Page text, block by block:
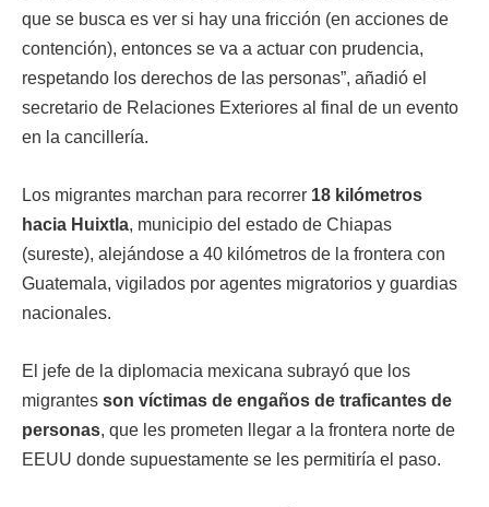
que se busca es ver si hay una fricción (en acciones de
contención), entonces se va a actuar con prudencia,
respetando los derechos de las personas”, añadió el
secretario de Relaciones Exteriores al final de un evento
en la cancillería.
Los migrantes marchan para recorrer 18 kilómetros
hacia Huixtla, municipio del estado de Chiapas
(sureste), alejándose a 40 kilómetros de la frontera con
Guatemala, vigilados por agentes migratorios y guardias
nacionales.
El jefe de la diplomacia mexicana subrayó que los
migrantes son víctimas de engaños de traficantes de
personas, que les prometen llegar a la frontera norte de
EEUU donde supuestamente se les permitiría el paso.